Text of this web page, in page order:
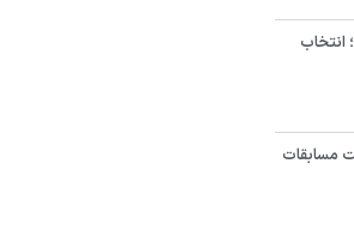
انتخاب
متر کرال پشت مسابقات